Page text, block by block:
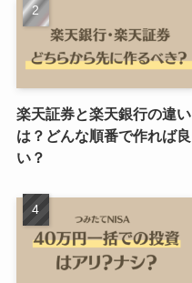
楽天証券と楽天銀行の違い
は？どんな順番で作れば良
い？